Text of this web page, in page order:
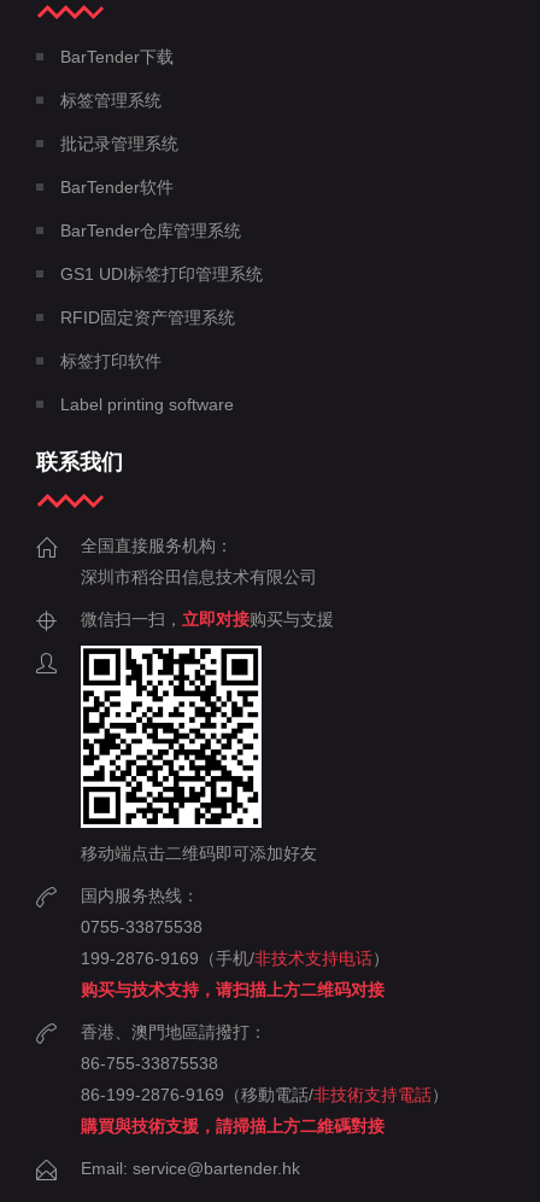
BarTender下载
标签管理系统
批记录管理系统
BarTender软件
BarTender仓库管理系统
GS1 UDI标签打印管理系统
RFID固定资产管理系统
标签打印软件
Label printing software
联系我们
全国直接服务机构：
深圳市稻谷田信息技术有限公司
微信扫一扫， 立即对接购买与支援
移动端点击二维码即可添加好友
国内服务热线：
0755-33875538
199-2876-9169（手机/非技术支持电话）
购买与技术支持，请扫描上方二维码对接
香港、澳門地區請撥打：
86-755-33875538
86-199-2876-9169（移動電話/非技術支持電話）
購買與技術支援，請掃描上方二維碼對接
Email: service@bartender.hk